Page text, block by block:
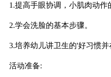
1.提高手眼协调，小肌肉动作
2.学会洗脸的基本步骤。
3.培养幼儿讲卫生的'好习惯并
活动准备: